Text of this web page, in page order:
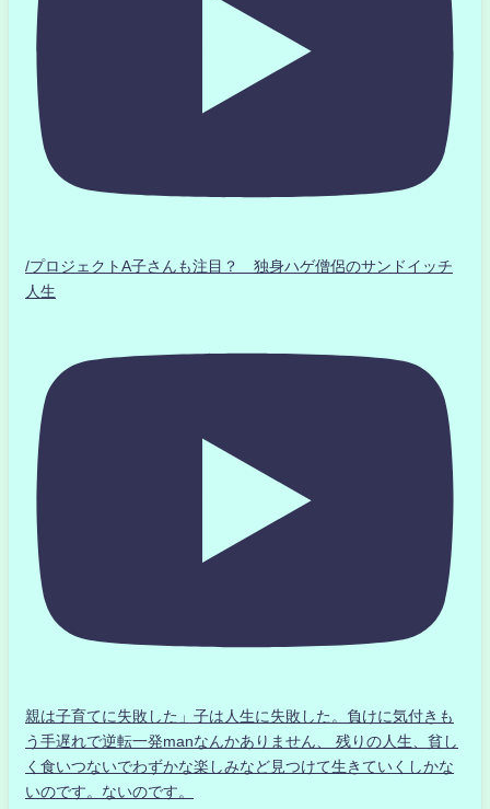
/プロジェクトA子さんも注目？ 独身ハゲ僧侶のサンドイッチ
人生
親は子育てに失敗した」子は人生に失敗した。負けに気付きも
う手遅れで逆転一発manなんかありません、 残りの人生、貧し
く食いつないでわずかな楽しみなど見つけて生きていくしかな
いのです。ないのです。